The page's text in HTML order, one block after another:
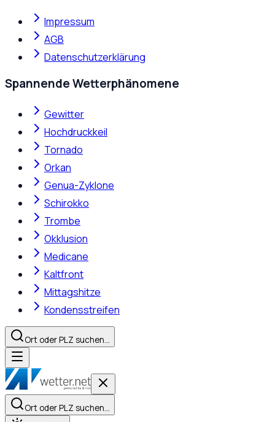
Impressum
AGB
Datenschutzerklärung
Spannende Wetterphänomene
Gewitter
Hochdruckkeil
Tornado
Orkan
Genua-Zyklone
Schirokko
Trombe
Okklusion
Medicane
Kaltfront
Mittagshitze
Kondensstreifen
Ort oder PLZ suchen…
Ort oder PLZ suchen…